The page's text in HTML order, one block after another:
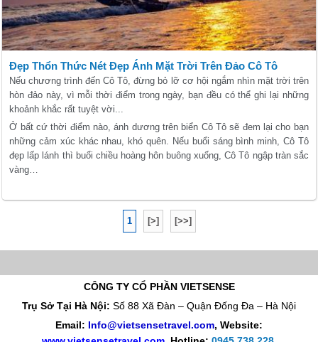
Đẹp Thổn Thức Nét Đẹp Ánh Mặt Trời Trên Đảo Cô Tô
Nếu chương trình đến Cô Tô, đừng bỏ lỡ cơ hội ngắm nhìn mặt trời trên
hòn đảo này, vì mỗi thời điểm trong ngày, bạn đều có thể ghi lại những
khoảnh khắc rất tuyệt vời...
Ở bất cứ thời điểm nào, ánh dương trên biển Cô Tô sẽ đem lại cho bạn
những cảm xúc khác nhau, khó quên. Nếu buổi sáng bình minh, Cô Tô
đẹp lấp lánh thì buổi chiều hoàng hôn buông xuống, Cô Tô ngập tràn sắc
vàng…
1 [>] [>>]
CÔNG TY CỔ PHẦN VIETSENSE
Trụ Sở Tại Hà Nội: Số 88 Xã Đàn – Quận Đống Đa – Hà Nội
Email: Info@vietsensetravel.com, Website: